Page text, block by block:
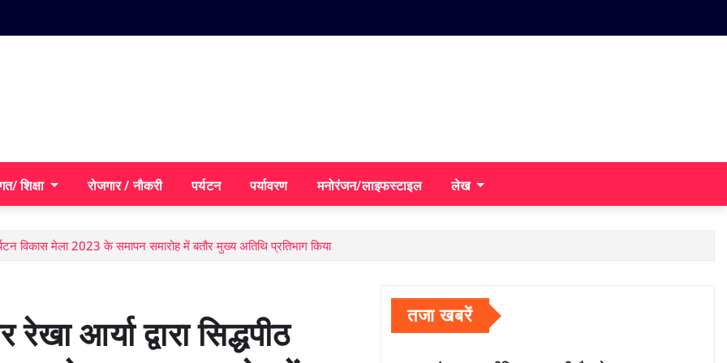
शिक्षा रोजगार / नौकरी पर्यटन पर्यावरण मनोरंजन/लाइफस्टाइल लेख
विकास मेला 2023 के समापन समारोह में बतौर मुख्य अतिथि प्रतिभाग किया
आर्या द्वारा सिद्धपीठ तजा खबरें